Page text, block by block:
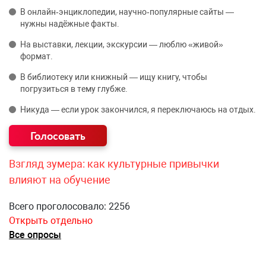
В онлайн‑энциклопедии, научно‑популярные сайты —
нужны надёжные факты.
На выставки, лекции, экскурсии — люблю «живой»
формат.
В библиотеку или книжный — ищу книгу, чтобы
погрузиться в тему глубже.
Никуда — если урок закончился, я переключаюсь на отдых.
Взгляд зумера: как культурные привычки
влияют на обучение
Всего проголосовало: 2256
Открыть отдельно
Все опросы